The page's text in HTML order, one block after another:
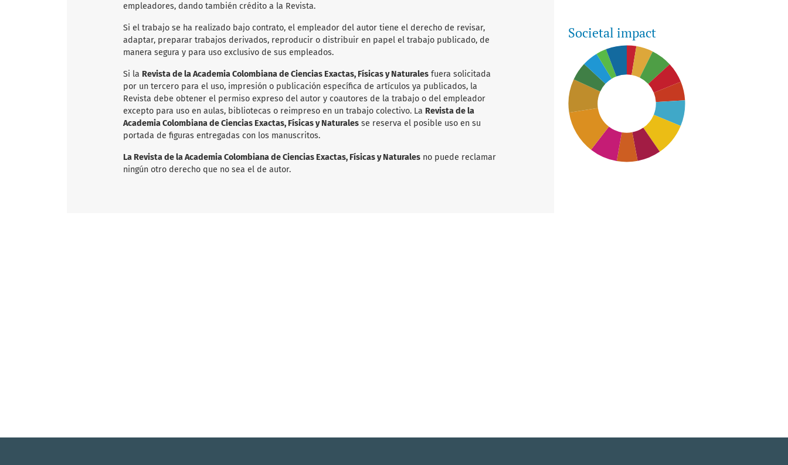
Societal impact
empleadores, dando también crédito a la Revista.
Si el trabajo se ha realizado bajo contrato, el empleador del autor tiene el derecho de revisar,
adaptar, preparar trabajos derivados, reproducir o distribuir en papel el trabajo publicado, de
manera segura y para uso exclusivo de sus empleados.
Si la Revista de la Academia Colombiana de Ciencias Exactas, Físicas y Naturales fuera solicitada
por un tercero para el uso, impresión o publicación específica de artículos ya publicados, la
Revista debe obtener el permiso expreso del autor y coautores de la trabajo o del empleador
excepto para uso en aulas, bibliotecas o reimpreso en un trabajo colectivo. La Revista de la
Academia Colombiana de Ciencias Exactas, Físicas y Naturales se reserva el posible uso en su
portada de figuras entregadas con los manuscritos.
La Revista de la Academia Colombiana de Ciencias Exactas, Físicas y Naturales no puede reclamar
ningún otro derecho que no sea el de autor.